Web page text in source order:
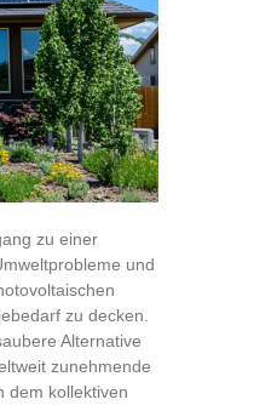
zu einer
und
zu decken.
Alternative
zunehmende
dem kollektiven